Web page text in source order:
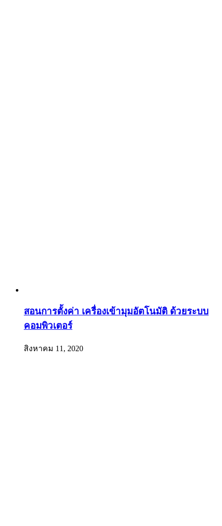
สอนการตั้งค่า เครื่องเข้ามุมอัตโนมัติ ด้วยระบบ
คอมพิวเตอร์
สิงหาคม 11, 2020